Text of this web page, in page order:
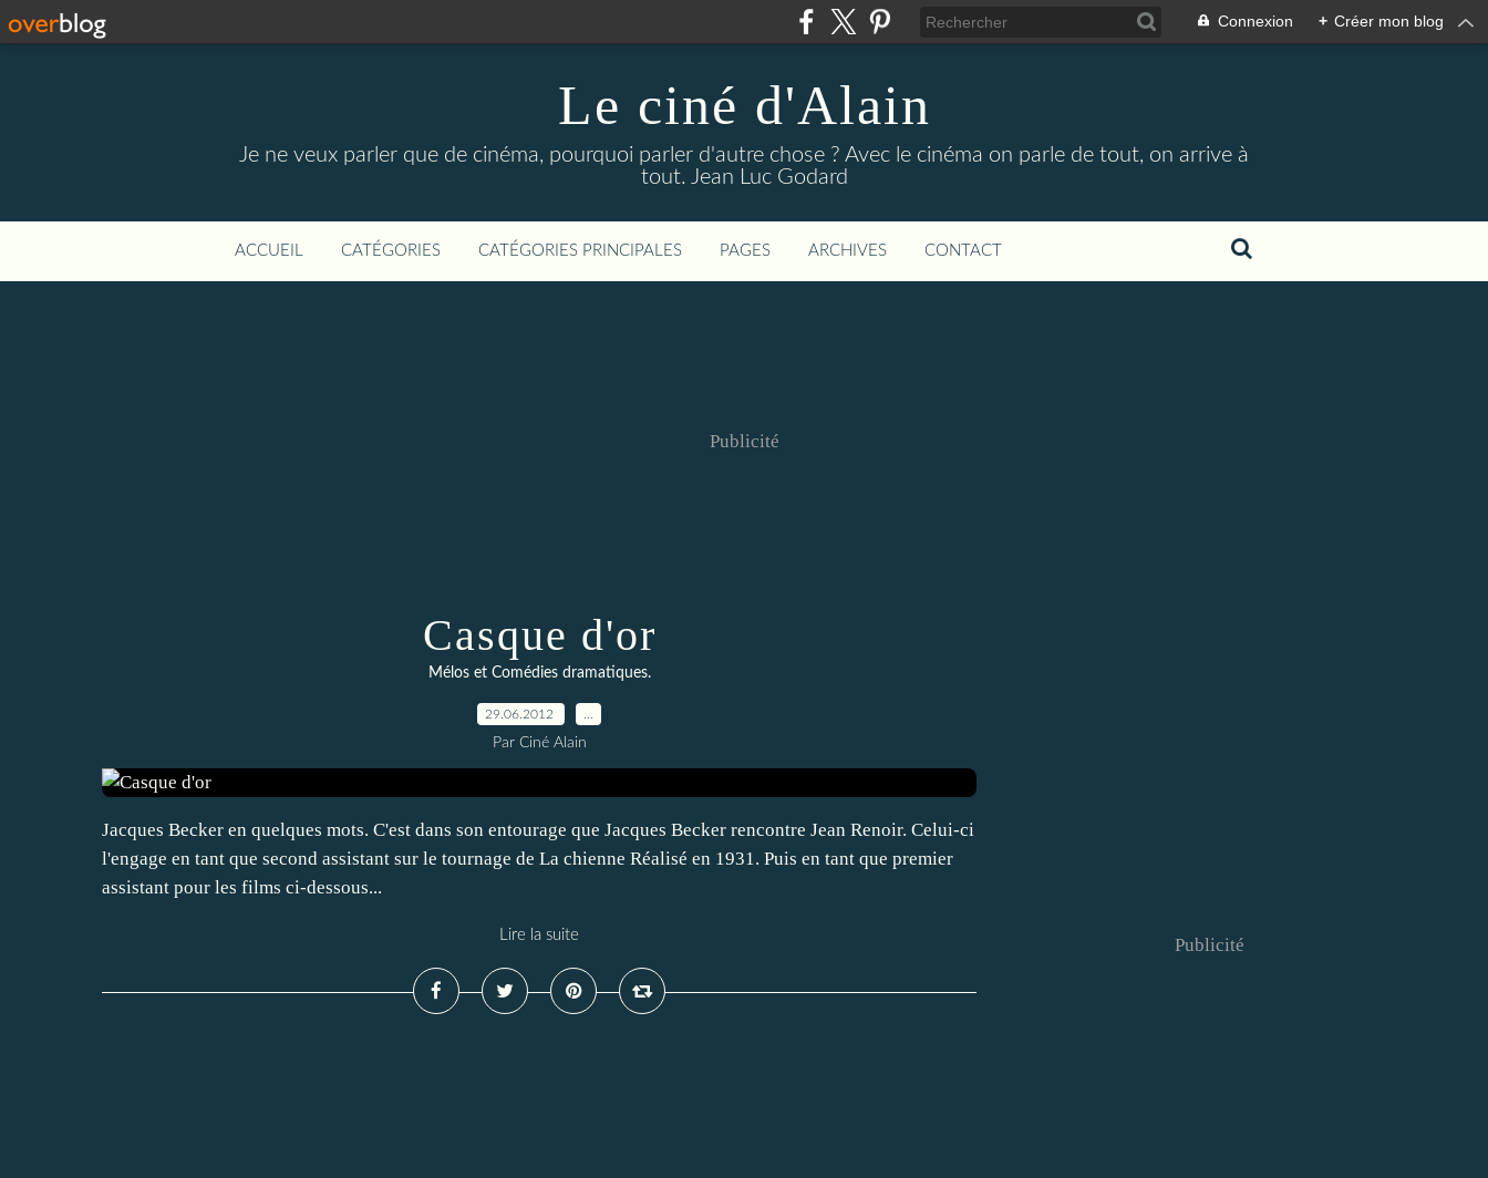
Connexion + Créer mon blog
Le ciné d'Alain
Je ne veux parler que de cinéma, pourquoi parler d'autre chose ? Avec le cinéma on parle de tout, on arrive à
tout. Jean Luc Godard
ACCUEIL CATÉGORIES CATÉGORIES PRINCIPALES PAGES ARCHIVES CONTACT
Publicité
Casque d'or
Mélos et Comédies dramatiques.
29.06.2012
Par Ciné Alain
Jacques Becker en quelques mots. C'est dans son entourage que Jacques Becker rencontre Jean Renoir. Celui-ci
l'engage en tant que second assistant sur le tournage de La chienne Réalisé en 1931. Puis en tant que premier
assistant pour les films ci-dessous...
Lire la suite Publicité